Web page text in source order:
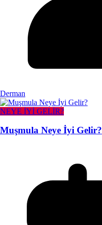
Derman
NEYE İYİ GELİR?
Muşmula Neye İyi Gelir?